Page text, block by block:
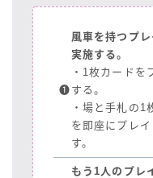
❶
風車を持つプ
実施する。
・1枚カードを
する。
・場と手札の1
を即座にプレ
す。
もう1人のプレ